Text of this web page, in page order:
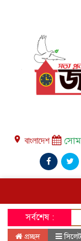
place বাংলাদেশ
সর্বশেষ :
প্রচ্ছদ